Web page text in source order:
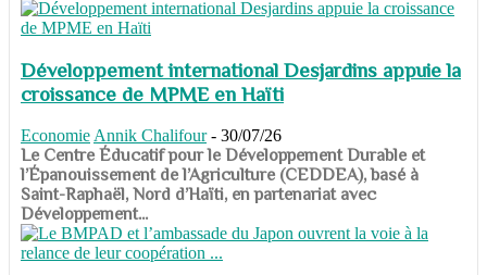
Développement international Desjardins appuie la
croissance de MPME en Haïti
Economie Annik Chalifour - 30/07/26
​​​​​​​Le Centre Éducatif pour le Développement Durable et
l’Épanouissement de l’Agriculture (CEDDEA), basé à
Saint-Raphaël, Nord d’Haïti, en partenariat avec
Développement...